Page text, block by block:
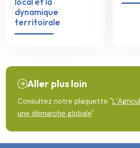
dynamique
territoirale
Aller plus loin
Consultez notre plaquette "
une démarche globale"